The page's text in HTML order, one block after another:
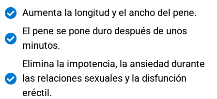
Aumenta la longitud y el ancho del pene.
El pene se pone duro después de unos
minutos.
Elimina la impotencia, la ansiedad durante
las relaciones sexuales y la disfunción
eréctil.